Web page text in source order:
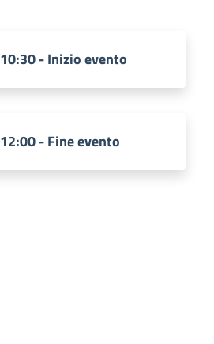
10:30 - Inizio evento
12:00 - Fine evento